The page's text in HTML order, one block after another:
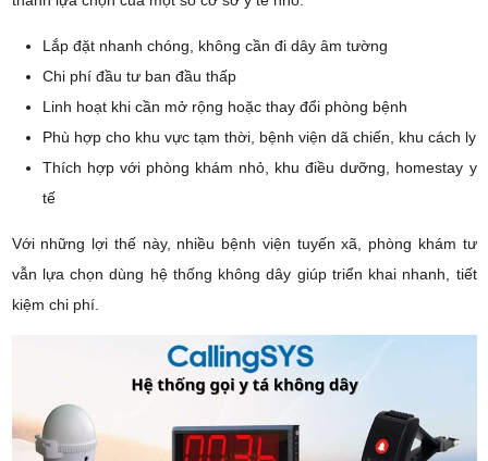
Lắp đặt nhanh chóng, không cần đi dây âm tường
Chi phí đầu tư ban đầu thấp
Linh hoạt khi cần mở rộng hoặc thay đổi phòng bệnh
Phù hợp cho khu vực tạm thời, bệnh viện dã chiến, khu cách ly
Thích hợp với phòng khám nhỏ, khu điều dưỡng, homestay y
tế
Với những lợi thế này, nhiều bệnh viện tuyến xã, phòng khám tư
vẫn lựa chọn dùng hệ thống không dây giúp triển khai nhanh, tiết
kiệm chi phí.